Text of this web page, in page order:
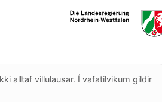
alltaf villulausar. Í vafatilvikum gildir